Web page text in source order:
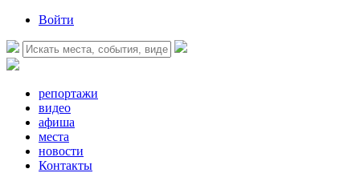
Войти
репортажи
видео
афиша
места
новости
Контакты